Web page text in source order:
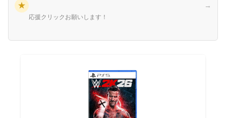
★
応援クリックお願いします！
→